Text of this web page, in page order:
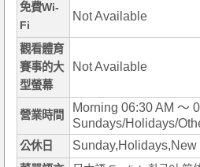
免費Wi-
Fi
Not Available
觀看體育
賽事的大
型螢幕
Not Available
營業時間
Morning 06:30 AM ～
Sundays/Holidays/
公休日